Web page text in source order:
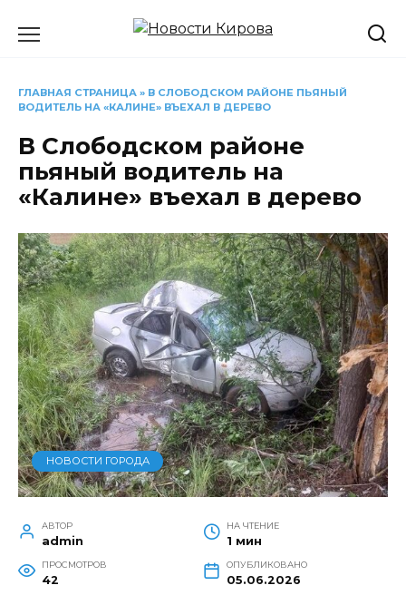
ГЛАВНАЯ СТРАНИЦА » В СЛОБОДСКОМ РАЙОНЕ ПЬЯНЫЙ
ВОДИТЕЛЬ НА «КАЛИНЕ» ВЪЕХАЛ В ДЕРЕВО
В Слободском районе
пьяный водитель на
«Калине» въехал в дерево
НОВОСТИ ГОРОДА
АВТОР
admin
НА ЧТЕНИЕ
1 мин
ПРОСМОТРОВ
42
ОПУБЛИКОВАНО
05.06.2026